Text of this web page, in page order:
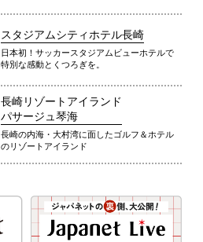
スタジアムシティホテル長崎
日本初！サッカースタジアムビューホテルで
特別な感動とくつろぎを。
長崎リゾートアイランド
パサージュ琴海
長崎の内海・大村湾に面したゴルフ＆ホテル
のリゾートアイランド